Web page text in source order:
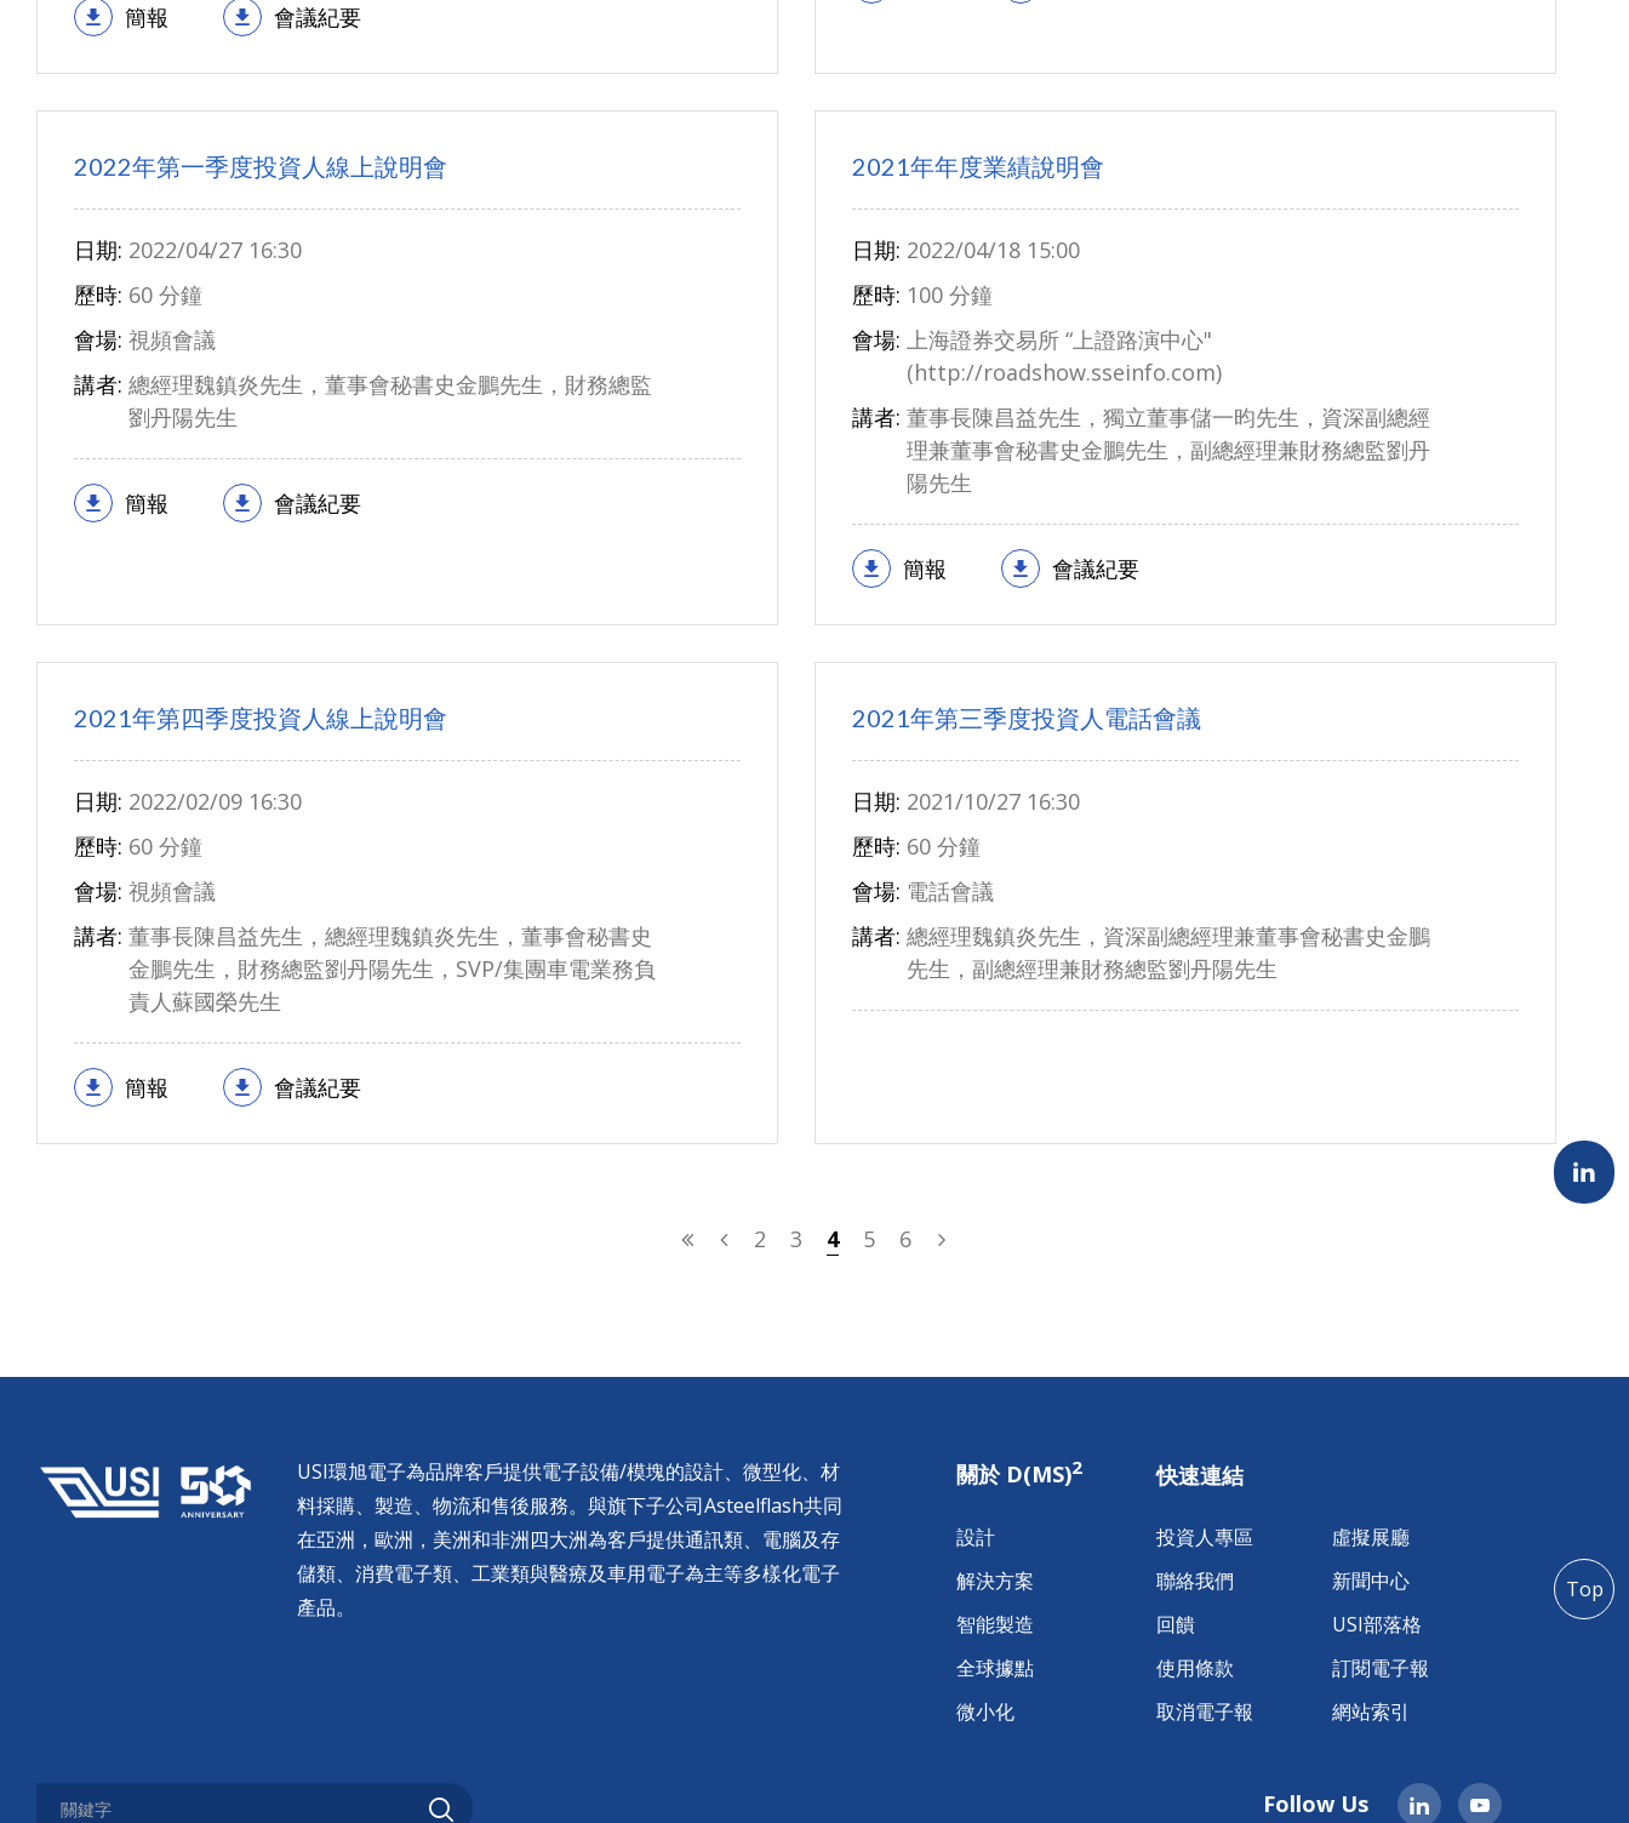
簡報 會議紀要
2022年第一季度投資人線上說明會
日期: 2022/04/27 16:30
歷時: 60 分鐘
會場: 視頻會議
講者: 總經理魏鎮炎先生，董事會秘書史金鵬先生，財務總監
劉丹陽先生
簡報 會議紀要
2021年年度業績說明會
日期: 2022/04/18 15:00
歷時: 100 分鐘
會場: 上海證券交易所 “上證路演中心"
(http://roadshow.sseinfo.com)
講者: 董事長陳昌益先生，獨立董事儲一昀先生，資深副總經
理兼董事會秘書史金鵬先生，副總經理兼財務總監劉丹
陽先生
簡報 會議紀要
2021年第四季度投資人線上說明會
日期: 2022/02/09 16:30
歷時: 60 分鐘
會場: 視頻會議
講者: 董事長陳昌益先生，總經理魏鎮炎先生，董事會秘書史
金鵬先生，財務總監劉丹陽先生，SVP/集團車電業務負
責人蘇國榮先生
簡報 會議紀要
2021年第三季度投資人電話會議
日期: 2021/10/27 16:30
歷時: 60 分鐘
會場: 電話會議
講者: 總經理魏鎮炎先生，資深副總經理兼董事會秘書史金鵬
先生，副總經理兼財務總監劉丹陽先生
2 3 4 5 6
USI環旭電子為品牌客戶提供電子設備/模塊的設計、微型化、材
料採購、製造、物流和售後服務。與旗下子公司Asteelflash共同
在亞洲，歐洲，美洲和非洲四大洲為客戶提供通訊類、電腦及存
儲類、消費電子類、工業類與醫療及車用電子為主等多樣化電子
產品。
關於 D(MS)2
設計
解決方案
智能製造
全球據點
微小化
快速連結
投資人專區
虛擬展廳
聯絡我們
新聞中心
回饋
USI部落格
使用條款
訂閱電子報
取消電子報
網站索引
Follow Us
Top